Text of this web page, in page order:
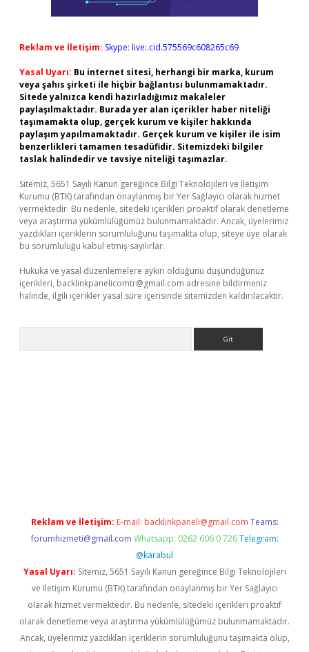
Reklam ve İletişim: Skype: live:.cid.575569c608265c69
Yasal Uyarı: Bu internet sitesi, herhangi bir marka, kurum
veya şahıs şirketi ile hiçbir bağlantısı bulunmamaktadır.
Sitede yalnızca kendi hazırladığımız makaleler
paylaşılmaktadır. Burada yer alan içerikler haber niteliği
taşımamakta olup, gerçek kurum ve kişiler hakkında
paylaşım yapılmamaktadır. Gerçek kurum ve kişiler ile isim
benzerlikleri tamamen tesadüfidir. Sitemizdeki bilgiler
taslak halindedir ve tavsiye niteliği taşımazlar.
Sitemiz, 5651 Sayılı Kanun gereğince Bilgi Teknolojileri ve İletişim
Kurumu (BTK) tarafından onaylanmış bir Yer Sağlayıcı olarak hizmet
vermektedir. Bu nedenle, sitedeki içerikleri proaktif olarak denetleme
veya araştırma yükümlülüğümüz bulunmamaktadır. Ancak, üyelerimiz
yazdıkları içeriklerin sorumluluğunu taşımakta olup, siteye üye olarak
bu sorumluluğu kabul etmiş sayılırlar.
Hukuka ve yasal düzenlemelere aykırı olduğunu düşündüğünüz
içerikleri, backlinkpanelicomtr@gmail.com adresine bildirmeniz
halinde, ilgili içerikler yasal süre içerisinde sitemizden kaldırılacaktır.
Reklam ve İletişim: E-mail: backlinkpaneli@gmail.com Teams:
forumhizmeti@gmail.com Whatsapp: 0262 606 0 726 Telegram:
@karabul
Yasal Uyarı: Sitemiz, 5651 Sayılı Kanun gereğince Bilgi Teknolojileri
ve İletişim Kurumu (BTK) tarafından onaylanmış bir Yer Sağlayıcı
olarak hizmet vermektedir. Bu nedenle, sitedeki içerikleri proaktif
olarak denetleme veya araştırma yükümlülüğümüz bulunmamaktadır.
Ancak, üyelerimiz yazdıkları içeriklerin sorumluluğunu taşımakta olup,